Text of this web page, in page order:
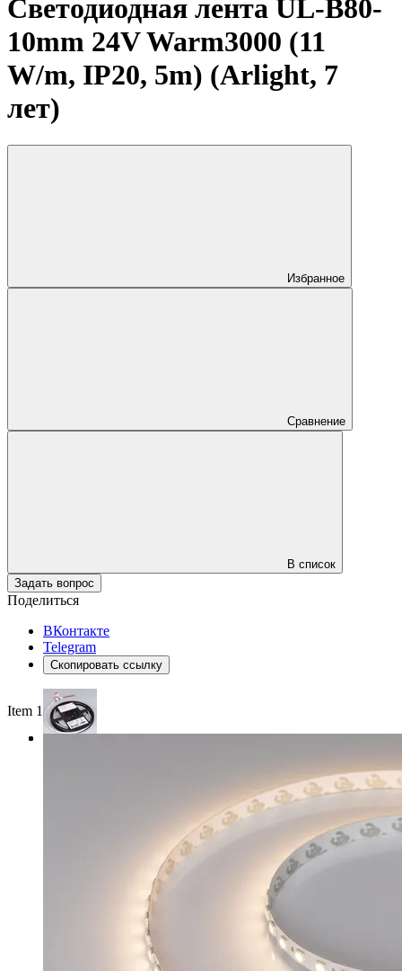
Светодиодная лента UL-B80-
10mm 24V Warm3000 (11
W/m, IP20, 5m) (Arlight, 7
лет)
Избранное
Сравнение
В список
Задать вопрос
Поделиться
ВКонтакте
Telegram
Скопировать ссылку
Item 1 of 3